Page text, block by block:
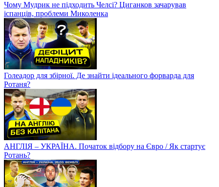
Чому Мудрик не підходить Челсі? Циганков зачарував
іспанців, проблеми Миколенка
Голеадор для збірної. Де знайти ідеального форварда для
Ротаня?
АНГЛІЯ – УКРАЇНА. Початок відбору на Євро / Як стартує
Ротань?